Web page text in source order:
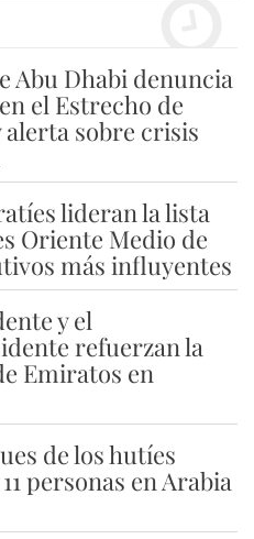
Abu Dhabi denuncia
el Estrecho de
alerta sobre crisis
lideran la lista
Oriente Medio de
más influyentes
y el
refuerzan la
Emiratos en
de los hutíes
personas en Arabia